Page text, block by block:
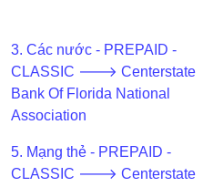
from
Banks
Credit
Card
Validator
3. Các nước - PREPAID -
CLASSIC 🡒 Centerstate
Bank Of Florida National
Association
5. Mạng thẻ - PREPAID -
CLASSIC 🡒 Centerstate